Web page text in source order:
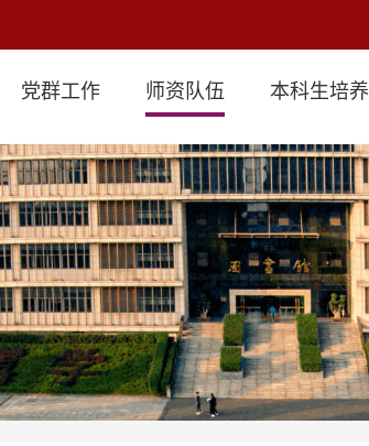
党群工作 师资队伍 本科生培养